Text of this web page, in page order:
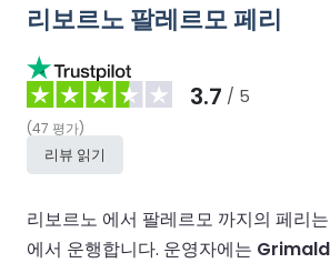
리보르노 팔레르모 페리
3.7 / 5
(47 평가)
리뷰 읽기
리보르노 에서 팔레르모 까지의 페리
에서 운행합니다. 운영자에는